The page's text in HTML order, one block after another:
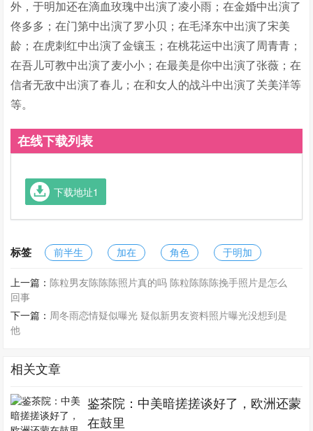
外，于明加还在滴血玫瑰中出演了凌小雨；在金婚中出演了
佟多多；在门第中出演了罗小贝；在毛泽东中出演了宋美
龄；在虎刺红中出演了金镶玉；在桃花运中出演了周青青；
在吾儿可教中出演了麦小小；在最美是你中出演了张薇；在
信者无敌中出演了春儿；在和女人的战斗中出演了关美洋等
等。
在线下载列表
下载地址1
标签 前半生 加在 角色 于明加
上一篇： 陈粒男友陈陈陈照片真的吗 陈粒陈陈陈挽手照片是怎么
回事
下一篇： 周冬雨恋情疑似曝光 疑似新男友资料照片曝光没想到是
他
相关文章
鉴茶院：中美暗搓搓谈好了，欧洲还蒙
在鼓里